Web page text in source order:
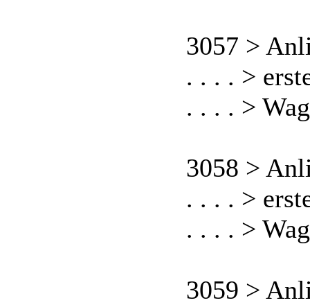
3057 >
. . . . >
. . . . >
3058 >
. . . . >
. . . . >
3059 >